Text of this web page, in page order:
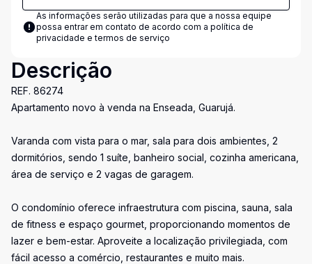
As informações serão utilizadas para que a nossa equipe
possa entrar em contato de acordo com a política de
privacidade e termos de serviço
Descrição
REF. 86274
Apartamento novo à venda na Enseada, Guarujá.
Varanda com vista para o mar, sala para dois ambientes, 2
dormitórios, sendo 1 suíte, banheiro social, cozinha americana,
área de serviço e 2 vagas de garagem.
O condomínio oferece infraestrutura com piscina, sauna, sala
de fitness e espaço gourmet, proporcionando momentos de
lazer e bem-estar. Aproveite a localização privilegiada, com
fácil acesso a comércio, restaurantes e muito mais.